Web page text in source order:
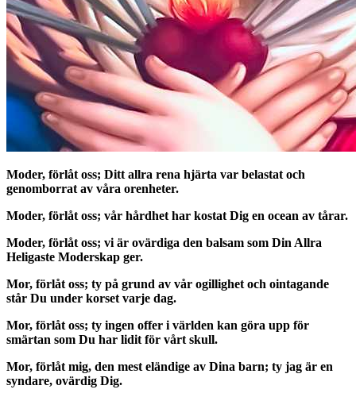
Moder, förlåt oss; Ditt allra rena hjärta var belastat och
genomborrat av våra orenheter.
Moder, förlåt oss; vår hårdhet har kostat Dig en ocean av tårar.
Moder, förlåt oss; vi är ovärdiga den balsam som Din Allra
Heligaste Moderskap ger.
Mor, förlåt oss; ty på grund av vår ogillighet och ointagande
står Du under korset varje dag.
Mor, förlåt oss; ty ingen offer i världen kan göra upp för
smärtan som Du har lidit för vårt skull.
Mor, förlåt mig, den mest eländige av Dina barn; ty jag är en
syndare, ovärdig Dig.